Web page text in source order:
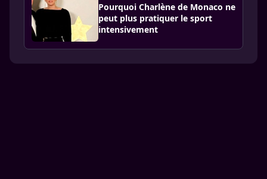
Pourquoi Charlène de Monaco ne
peut plus pratiquer le sport
intensivement